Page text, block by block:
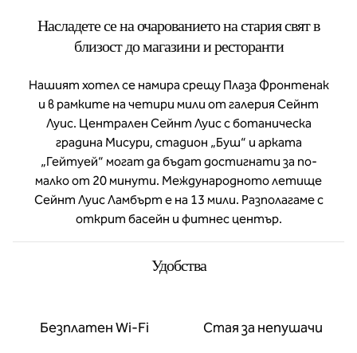
Насладете се на очарованието на стария свят в
близост до магазини и ресторанти
Нашият хотел се намира срещу Плаза Фронтенак
и в рамките на четири мили от галерия Сейнт
Луис. Централен Сейнт Луис с ботаническа
градина Мисури, стадион „Буш“ и арката
„Гейтуей“ могат да бъдат достигнати за по-
малко от 20 минути. Международното летище
Сейнт Луис Ламбърт е на 13 мили. Разполагаме с
открит басейн и фитнес център.
Удобства
Безплатен Wi-Fi Стая за непушачи